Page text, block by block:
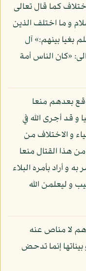
كما قال تعالى
و ما اختلف الذين
بغيا بينهم:» آل
تعالى: «كان الناس أمة
بعدهم منعا
و قد أجرى الله في
و الاختلاف من
من هذا القتال منعا
و أراد بأمره البلاء
و ليعلمن الله
لا مناص عنه
إنما تدحض